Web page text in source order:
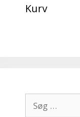
Kurv
efter: